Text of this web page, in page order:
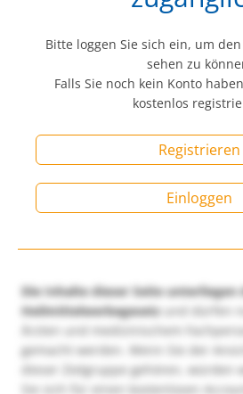
Bitte loggen Sie sich ein, um
sehen zu
Falls Sie noch kein Konto
kostenlos
Registrieren
Einloggen
Die Inhalte dieser Seite unterliegen
Heilmittelwerbegesetzund dürfen
Ärzten und medizinischem
gemacht werden. Wenn Sie der
dieser Zielgruppe gehören, würden
Sie sich für einen kostenlosen